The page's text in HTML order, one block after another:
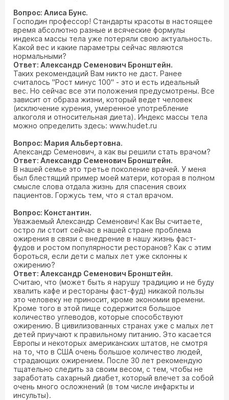
Вопрос: Алиса Бунс.
Господин профессор! Стандарты красоты в настоящее
время абсолютно разные и всяческие формулы
индекса массы тела уже потеряли свою актуальность.
Какой вес и какие параметры сейчас являются
нормальными?
Ответ: Александр Семенович Бронштейн.
Таких рекомендаций Вам никто не даст. Ранее
считалось "Рост минус 100" - это и есть идеальный
вес. Но сейчас все эти положения предусмотрены. Все
зависит от образа жизни, который ведет человек
(исключение курения, умеренное употребление
алкоголя и относительная диета). Индекс массы тела
можно определить здесь: www.hudet.ru
Вопрос: Мария Альбертовна.
Александр Семенович, а как вы решили стать врачом?
Ответ: Александр Семенович Бронштейн.
В нашей семье это третье поколение врачей. У меня
был блестящий пример моей матери, которая в полном
смысле слова отдала жизнь для спасения своих
пациентов. Горжусь тем, что я стал врачом.
Вопрос: Константин.
Уважаемый Александр Семенович! Как Вы считаете,
остро ли стоит сейчас в нашей стране проблема
ожирения в связи с внедрение в нашу жизнь фаст-
фудов и ростом популярности ресторанов? Как с этим
бороться, если дети с малых лет уже склонны к
ожирению?
Ответ: Александр Семенович Бронштейн.
Считаю, что (может быть я нарушу традицию и не буду
хвалить кафе и рестораны фаст-фуд) никакой пользы
это человеку не приносит, кроме экономии времени.
Кроме того в этой пище содержится большое
количество углеводов, которые способствуют
ожирению. В цивилизованных странах уже с малых лет
детей приучают к правильному питанию. Это касается
Европы и некоторых американских штатов, не смотря
на то, что в США очень большое количество людей,
страдающих ожирением. После 30 лет рекомендую
тщательно следить за своим весом, с тем, чтобы не
заработать сахарный диабет, который влечет за собой
очень много осложнений (в том числе инфаркты и
инсульты).